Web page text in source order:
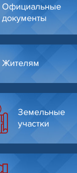
Официальные
документы
Жителям
Земельные
участки